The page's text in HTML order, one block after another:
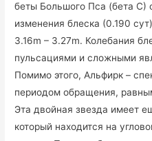
беты Большого Пса (бета С)
изменения блеска (0.190
3.16m – 3.27m. Колебания
пульсациями и сложными
Помимо этого, Альфирк –
периодом обращения,
Эта двойная звезда имеет
который находится на